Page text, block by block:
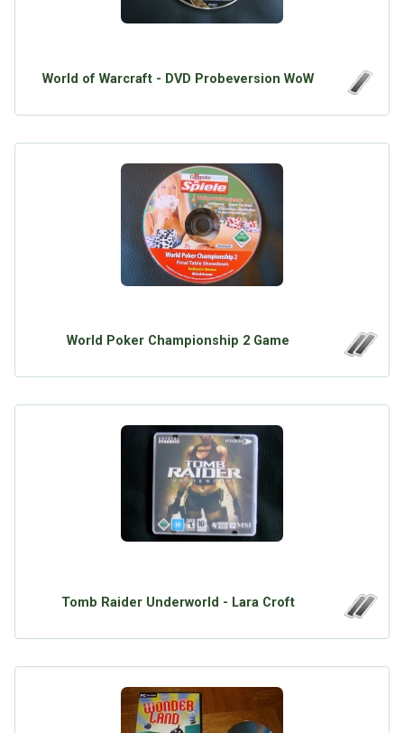
World of Warcraft - DVD Probeversion WoW
World Poker Championship 2 Game
Tomb Raider Underworld - Lara Croft